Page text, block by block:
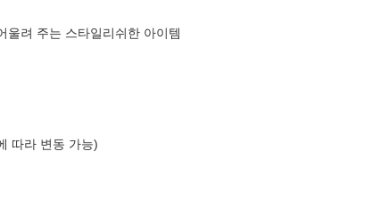
울려 주는 스타일리쉬한 아이템
따라 변동 가능)